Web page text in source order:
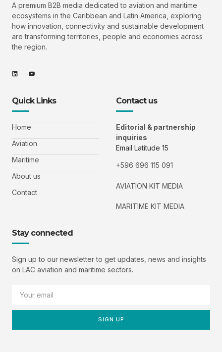
A premium B2B media dedicated to aviation and maritime
ecosystems in the Caribbean and Latin America, exploring
how innovation, connectivity and sustainable development
are transforming territories, people and economies across
the region.
Quick Links
Home
Aviation
Maritime
About us
Contact
Contact us
Editorial & partnership
inquiries
Email Latitude 15
+596 696 115 091
AVIATION KIT MEDIA
MARITIME KIT MEDIA
Stay connected
Sign up to our newsletter to get updates, news and insights
on LAC aviation and maritime sectors.
SIGN UP